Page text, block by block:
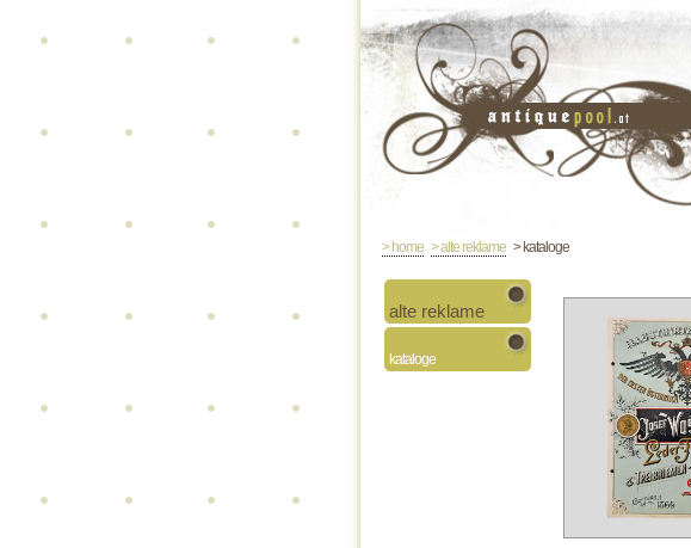
> home > alte reklame > kataloge
alte reklame
kataloge